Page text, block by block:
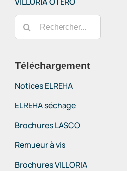
Rechercher:
Téléchargement
Notices ELREHA
ELREHA séchage
Brochures LASCO
Remueur à vis
Brochures VILLORIA